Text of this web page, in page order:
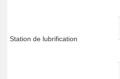
Station de lubrification